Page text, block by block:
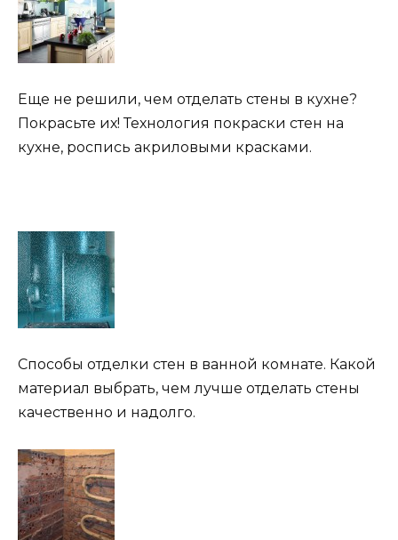
Еще не решили, чем отделать стены в кухне?
Покрасьте их! Технология покраски стен на
кухне, роспись акриловыми красками.
Способы отделки стен в ванной комнате. Какой
материал выбрать, чем лучше отделать стены
качественно и надолго.